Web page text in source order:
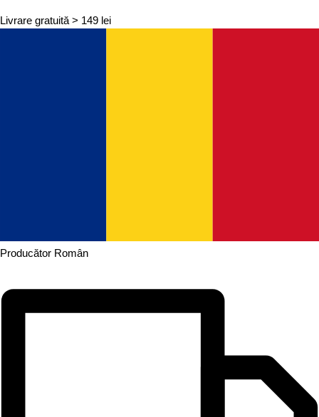
Livrare gratuită > 149 lei
Producător Român